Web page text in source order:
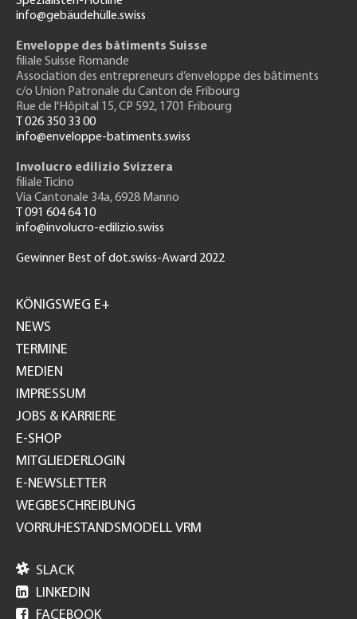
info@gebäudehülle.swiss
Enveloppe des bâtiments Suisse
filiale Suisse Romande
Association des entrepreneurs d’enveloppe des bâtiments
c/o Union Patronale du Canton de Fribourg
Rue de l'Hôpital 15, CP 592, 1701 Fribourg
T 026 350 33 00
info@enveloppe-batiments.swiss
Involucro edilizio Svizzera
filiale Ticino
Via Cantonale 34a, 6928 Manno
T 091 604 64 10
info@involucro-edilizio.swiss
Gewinner Best of dot.swiss-Award 2022
GH
KÖNIGSWEG E+
NEWS
TERMINE
MEDIEN
IMPRESSUM
JOBS & KARRIERE
E-SHOP
MITGLIEDERLOGIN
E-NEWSLETTER
WEGBESCHREIBUNG
VORRUHESTANDSMODELL VRM
 SLACK
 LINKEDIN
 FACEBOOK